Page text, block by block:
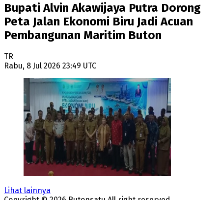
Bupati Alvin Akawijaya Putra Dorong
Peta Jalan Ekonomi Biru Jadi Acuan
Pembangunan Maritim Buton
TR
Rabu, 8 Jul 2026 23:49 UTC
Lihat lainnya